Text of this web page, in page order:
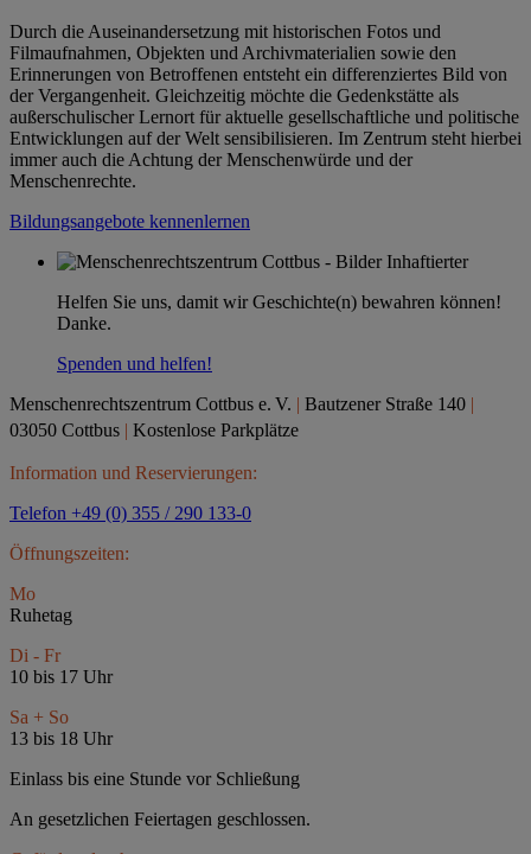
Durch die Auseinandersetzung mit historischen Fotos und
Filmaufnahmen, Objekten und Archivmaterialien sowie den
Erinnerungen von Betroffenen entsteht ein differenziertes Bild von
der Vergangenheit. Gleichzeitig möchte die Gedenkstätte als
außerschulischer Lernort für aktuelle gesellschaftliche und politische
Entwicklungen auf der Welt sensibilisieren. Im Zentrum steht hierbei
immer auch die Achtung der Menschenwürde und der
Menschenrechte.
Bildungsangebote kennenlernen
Helfen Sie uns, damit wir Geschichte(n) bewahren können!
Danke.
Spenden und helfen!
Menschenrechtszentrum Cottbus e. V. | Bautzener Straße 140 |
03050 Cottbus | Kostenlose Parkplätze
Information und Reservierungen:
Telefon +49 (0) 355 / 290 133-0
Öffnungszeiten:
Mo
Ruhetag
Di - Fr
10 bis 17 Uhr
Sa + So
13 bis 18 Uhr
Einlass bis eine Stunde vor Schließung
An gesetzlichen Feiertagen geschlossen.